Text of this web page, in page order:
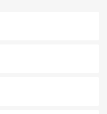
情を楽しめる外せないスポット